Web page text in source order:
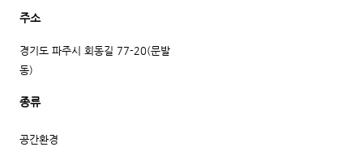
주소
경기도 파주시 회동길 77-20(문발
동)
종류
공간환경